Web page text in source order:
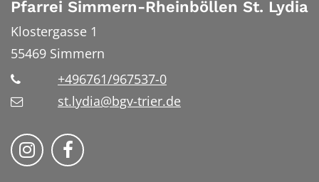
Pfarrei Simmern-Rheinböllen St. Lydia
Klostergasse 1
55469 Simmern
+496761/967537-0
st.lydia@bgv-trier.de
Wir auf Instragram
Wir auf Facebook